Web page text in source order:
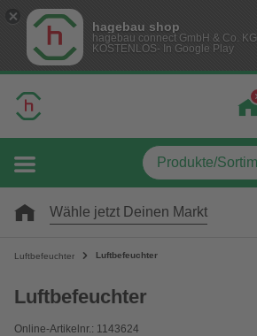
hagebau shop
hagebau connect GmbH & Co. KG
KOSTENLOS- In Google Play
Wähle jetzt Deinen Markt
Luftbefeuchter Luftbefeuchter
Luftbefeuchter
Online-Artikelnr.: 1143624